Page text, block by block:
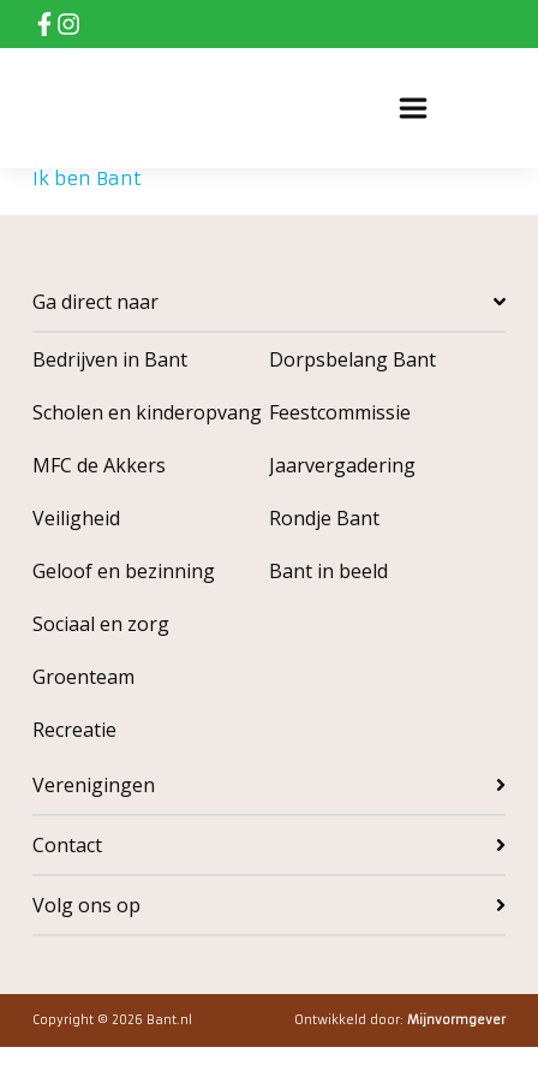
Ik ben Bant
Ga direct naar
Bedrijven in Bant
Scholen en kinderopvang
MFC de Akkers
Veiligheid
Geloof en bezinning
Sociaal en zorg
Groenteam
Recreatie
Dorpsbelang Bant
Feestcommissie
Jaarvergadering
Rondje Bant
Bant in beeld
Verenigingen
Contact
Volg ons op
Copyright © 2026 Bant.nl Ontwikkeld door:Mijnvormgever